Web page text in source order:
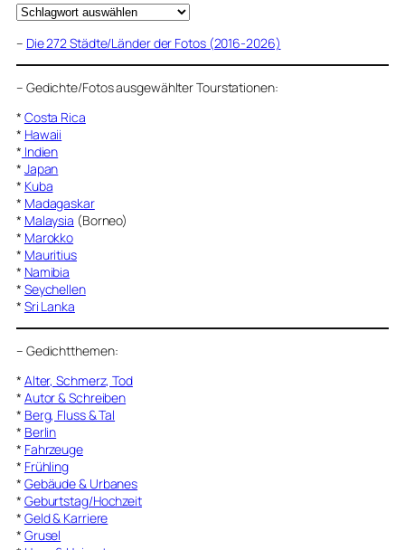
– Die 272 Städte/Länder der Fotos (2016-2026)
– Gedichte/Fotos ausgewählter Tourstationen:
* Costa Rica
* Hawaii
* Indien
* Japan
* Kuba
* Madagaskar
* Malaysia (Borneo)
* Marokko
* Mauritius
* Namibia
* Seychellen
* Sri Lanka
– Gedichtthemen:
* Alter, Schmerz, Tod
* Autor & Schreiben
* Berg, Fluss & Tal
* Berlin
* Fahrzeuge
* Frühling
* Gebäude & Urbanes
* Geburtstag/Hochzeit
* Geld & Karriere
* Grusel